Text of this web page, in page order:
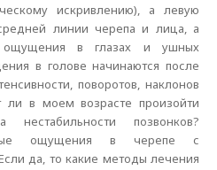
искривлению), а левую
линии черепа и лица, а
ощущения в глазах и ушных
в голове начинаются после
поворотов, наклонов
ли в моем возрасте произойти
позвонков?
ощущения в черепе с
да, то какие методы лечения